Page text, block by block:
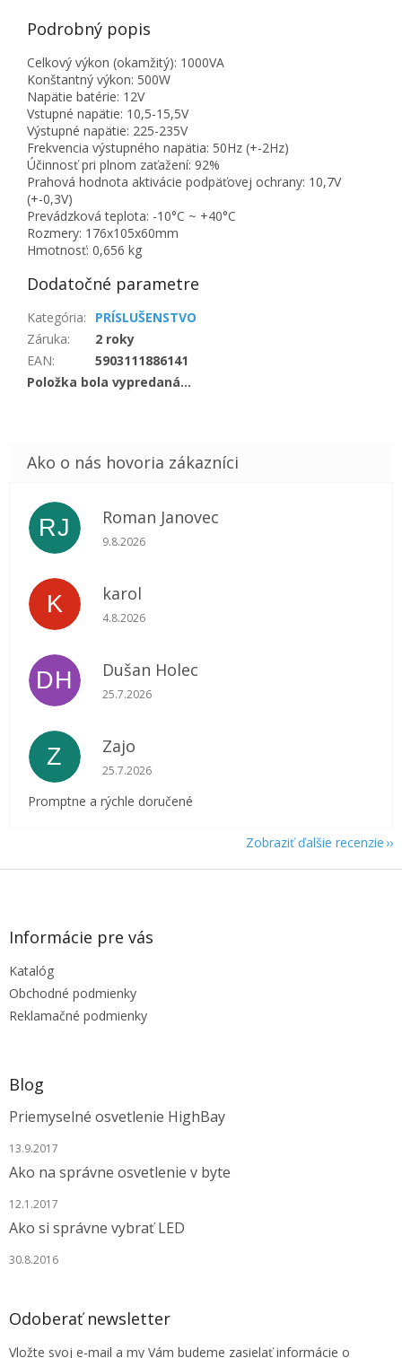
Podrobný popis
Celkový výkon (okamžitý): 1000VA
Konštantný výkon: 500W
Napätie batérie: 12V
Vstupné napätie: 10,5-15,5V
Výstupné napätie: 225-235V
Frekvencia výstupného napätia: 50Hz (+-2Hz)
Účinnosť pri plnom zaťažení: 92%
Prahová hodnota aktivácie podpäťovej ochrany: 10,7V
(+-0,3V)
Prevádzková teplota: -10°C ~ +40°C
Rozmery: 176x105x60mm
Hmotnosť: 0,656 kg
Dodatočné parametre
Kategória:
PRÍSLUŠENSTVO
Záruka:
2 roky
EAN:
5903111886141
Položka bola vypredaná…
RJ Roman Janovec
Hodnotenie obchodu je 5 z 5 hviezdičiek.
9.8.2026
K karol
Hodnotenie obchodu je 5 z 5 hviezdičiek.
4.8.2026
DH Dušan Holec
Hodnotenie obchodu je 5 z 5 hviezdičiek.
25.7.2026
Z Zajo
Hodnotenie obchodu je 5 z 5 hviezdičiek.
25.7.2026
Promptne a rýchle doručené
Zobraziť ďalšie recenzie
Z
Informácie pre vás
Katalóg
Obchodné podmienky
Reklamačné podmienky
Blog
Priemyselné osvetlenie HighBay
13.9.2017
Ako na správne osvetlenie v byte
12.1.2017
Ako si správne vybrať LED
30.8.2016
Odoberať newsletter
Vložte svoj e-mail a my Vám budeme zasielať informácie o